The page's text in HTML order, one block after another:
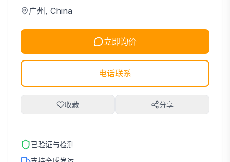
广州 , China
立即询价
电话联系
收藏 分享
已验证与检测